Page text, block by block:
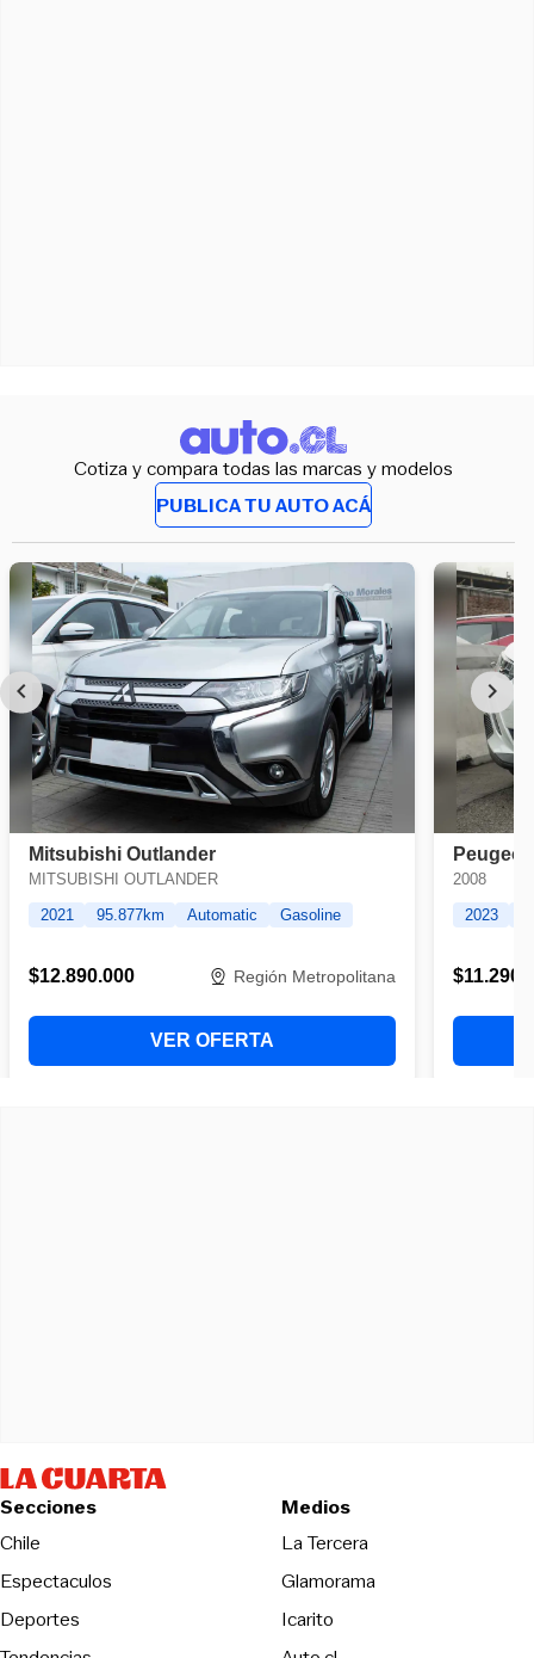
Cotiza y compara todas las marcas y modelos
PUBLICA TU AUTO ACÁ
Secciones
Chile
Espectaculos
Deportes
Medios
La TerceraOpens in new
Glamorama
Icarito